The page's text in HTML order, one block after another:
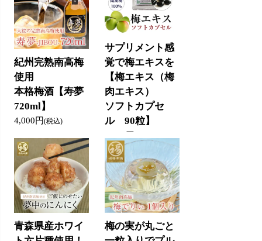
紀州完熟南高梅
使用
本格梅酒【寿夢
720ml】
4,000円(税込)
サプリメント感
覚で梅エキスを
【梅エキス（梅
肉エキス）
ソフトカプセ
ル 90粒】
3,000円
青森県産ホワイ
梅の実が丸ごと